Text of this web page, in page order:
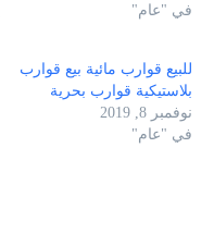
في "عام"
للبيع قوارب مائية بيع قوارب
بلاستيكية قوارب بحرية
نوفمبر 8, 2019
في "عام"